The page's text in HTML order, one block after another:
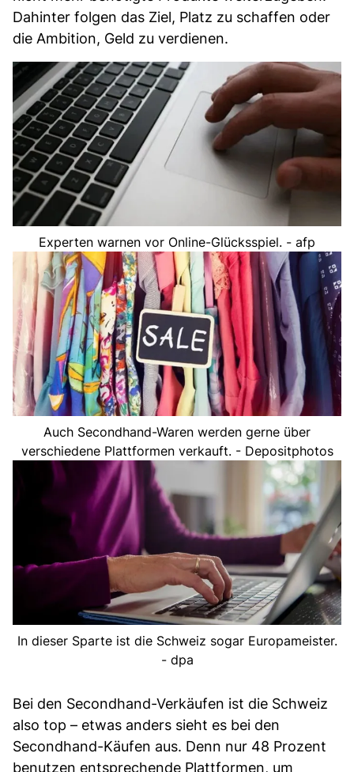
Dahinter folgen das Ziel, Platz zu schaffen oder
die Ambition, Geld zu verdienen.
Experten warnen vor Online-Glücksspiel. - afp
Auch Secondhand-Waren werden gerne über
verschiedene Plattformen verkauft. - Depositphotos
In dieser Sparte ist die Schweiz sogar Europameister.
- dpa
Bei den Secondhand-Verkäufen ist die Schweiz
also top – etwas anders sieht es bei den
Secondhand-Käufen aus. Denn nur 48 Prozent
benutzen entsprechende Plattformen, um